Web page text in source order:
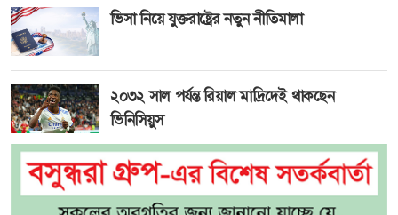
ভিসা নিয়ে যুক্তরাষ্ট্রের নতুন নীতিমালা
২০৩২ সাল পর্যন্ত রিয়াল মাদ্রিদেই থাকছেন
ভিনিসিয়ুস